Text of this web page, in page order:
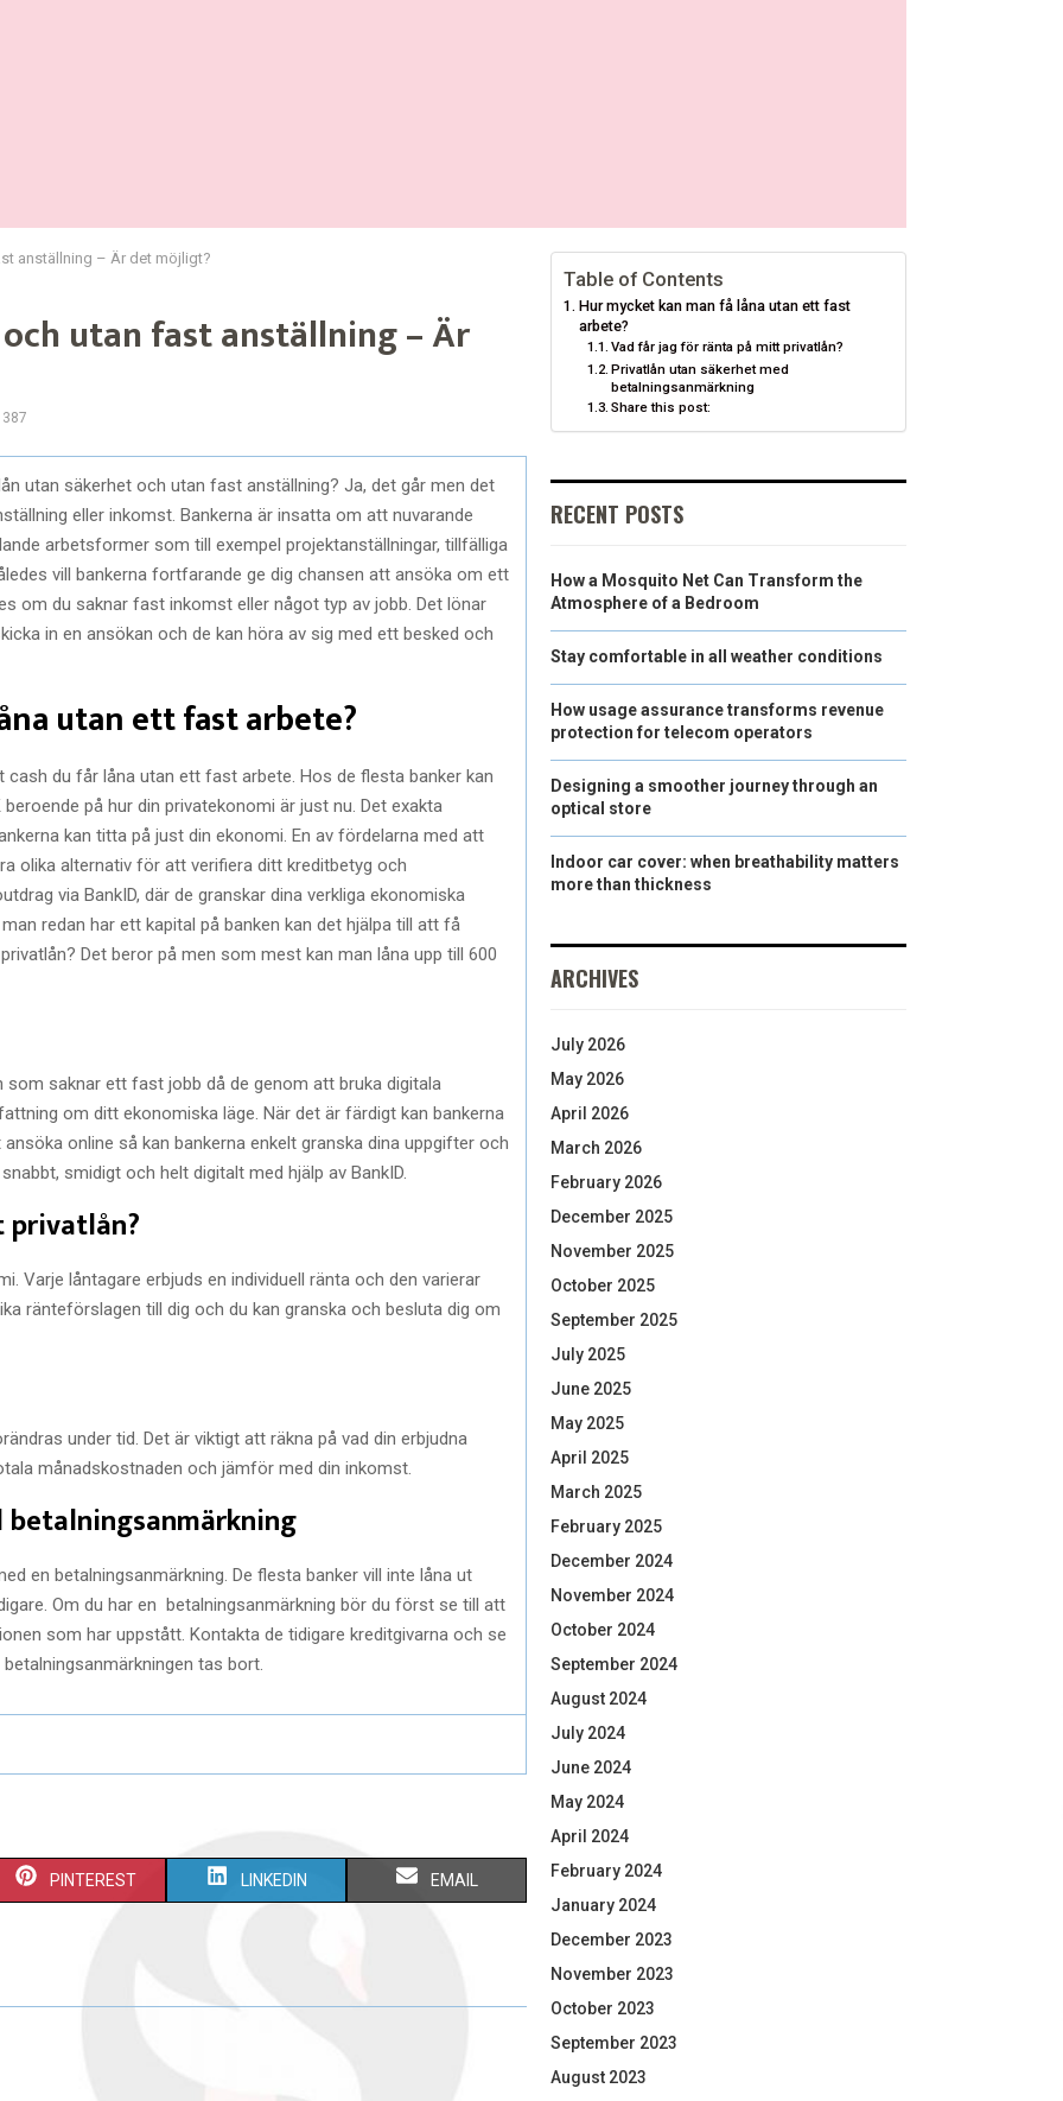
anställning – Är det möjligt?
utan fast anställning – Är
utan säkerhet och utan fast anställning? Ja, det går men det
eller inkomst. Bankerna är insatta om att nuvarande
arbetsformer som till exempel projektanställningar, tillfälliga
vill bankerna fortfarande ge dig chansen att ansöka om ett
om du saknar fast inkomst eller något typ av jobb. Det lönar
in en ansökan och de kan höra av sig med ett besked och
utan ett fast arbete?
du får låna utan ett fast arbete. Hos de flesta banker kan
på hur din privatekonomi är just nu. Det exakta
kan titta på just din ekonomi. En av fördelarna med att
olika alternativ för att verifiera ditt kreditbetyg och
via BankID, där de granskar dina verkliga ekonomiska
redan har ett kapital på banken kan det hjälpa till att få
Det beror på men som mest kan man låna upp till 600
saknar ett fast jobb då de genom att bruka digitala
om ditt ekonomiska läge. När det är färdigt kan bankerna
online så kan bankerna enkelt granska dina uppgifter och
smidigt och helt digitalt med hjälp av BankID.
Varje låntagare erbjuds en individuell ränta och den varierar
ränteförslagen till dig och du kan granska och besluta dig om
under tid. Det är viktigt att räkna på vad din erbjudna
månadskostnaden och jämför med din inkomst.
en betalningsanmärkning. De flesta banker vill inte låna ut
Om du har en betalningsanmärkning bör du först se till att
som har uppstått. Kontakta de tidigare kreditgivarna och se
tas bort.
S
R
PINTEREST S
R
LINKEDIN S
R
EMAIL
Table of Contents
Hur mycket kan man få låna utan ett fast
arbete?
Vad får jag för ränta på mitt privatlån?
Privatlån utan säkerhet med
betalningsanmärkning
Share this post:
RECENT POSTS
How a Mosquito Net Can Transform the
Atmosphere of a Bedroom
Stay comfortable in all weather conditions
How usage assurance transforms revenue
protection for telecom operators
Designing a smoother journey through an
optical store
Indoor car cover: when breathability matters
more than thickness
ARCHIVES
July 2026
May 2026
April 2026
March 2026
February 2026
December 2025
November 2025
October 2025
September 2025
July 2025
June 2025
May 2025
April 2025
March 2025
February 2025
December 2024
November 2024
October 2024
September 2024
August 2024
July 2024
June 2024
May 2024
April 2024
February 2024
January 2024
December 2023
November 2023
October 2023
September 2023
August 2023